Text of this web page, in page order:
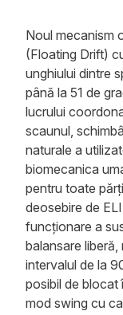
Noul mecanism
(Floating Drift)
unghiului dintre
până la 51 de
lucrului
scaunul,
naturale a
biomecanica
pentru toate
deosebire de
funcționare a
balansare
intervalul de la
posibil de blocat
mod swing cu